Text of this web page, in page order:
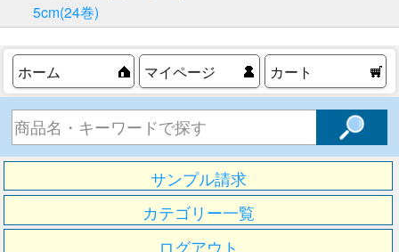
5cm(24巻)
ホーム マイページ カート
サンプル請求
カテゴリー一覧
ログアウト